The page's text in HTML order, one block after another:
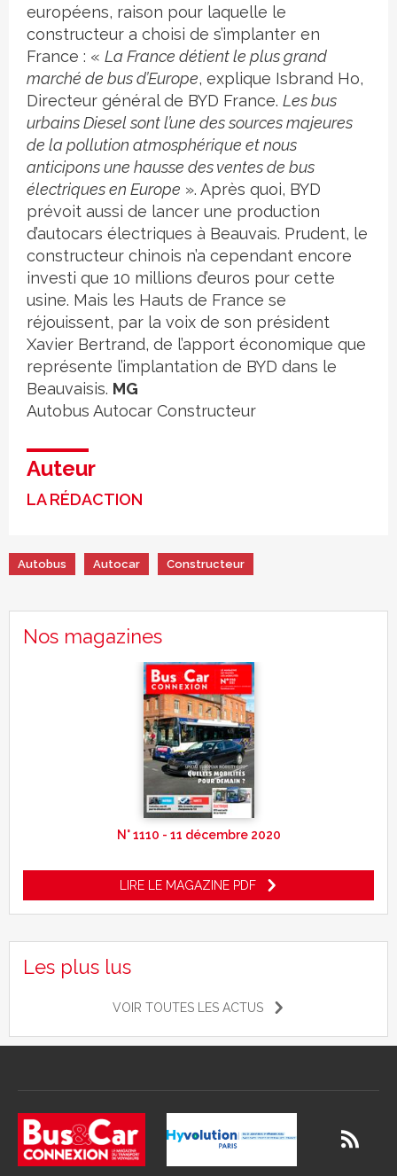
européens, raison pour laquelle le
constructeur a choisi de s’implanter en
France : « La France détient le plus grand
marché de bus d’Europe, explique Isbrand Ho,
Directeur général de BYD France. Les bus
urbains Diesel sont l’une des sources majeures
de la pollution atmosphérique et nous
anticipons une hausse des ventes de bus
électriques en Europe ». Après quoi, BYD
prévoit aussi de lancer une production
d’autocars électriques à Beauvais. Prudent, le
constructeur chinois n’a cependant encore
investi que 10 millions d’euros pour cette
usine. Mais les Hauts de France se
réjouissent, par la voix de son président
Xavier Bertrand, de l’apport économique que
représente l’implantation de BYD dans le
Beauvaisis. MG
Autobus Autocar Constructeur
Auteur
LA RÉDACTION
Autobus Autocar Constructeur
Nos magazines
N° 1110 - 11 décembre 2020
LIRE LE MAGAZINE PDF
Les plus lus
VOIR TOUTES LES ACTUS